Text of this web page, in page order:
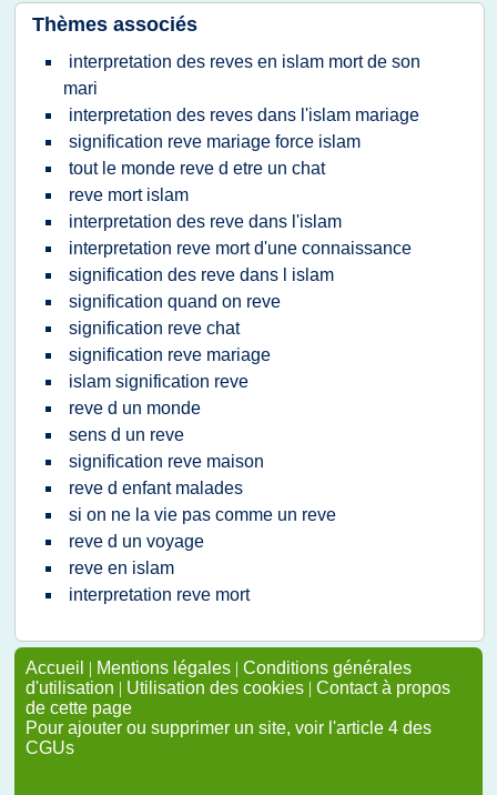
Thèmes associés
interpretation des reves en islam mort de son
mari
interpretation des reves dans l'islam mariage
signification reve mariage force islam
tout le monde reve d etre un chat
reve mort islam
interpretation des reve dans l'islam
interpretation reve mort d'une connaissance
signification des reve dans l islam
signification quand on reve
signification reve chat
signification reve mariage
islam signification reve
reve d un monde
sens d un reve
signification reve maison
reve d enfant malades
si on ne la vie pas comme un reve
reve d un voyage
reve en islam
interpretation reve mort
Accueil | Mentions légales | Conditions générales
d'utilisation | Utilisation des cookies | Contact à propos
de cette page
Pour ajouter ou supprimer un site, voir l'article 4 des
CGUs